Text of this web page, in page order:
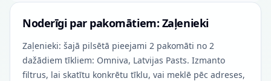
Noderīgi par pakomātiem: Zaļenieki
Zaļenieki: šajā pilsētā pieejami 2 pakomāti no 2
dažādiem tīkliem: Omniva, Latvijas Pasts. Izmanto
filtrus, lai skatītu konkrētu tīklu, vai meklē pēc adreses,